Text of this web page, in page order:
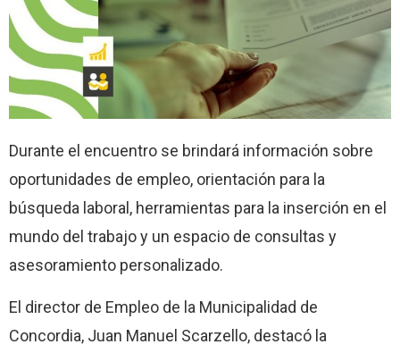
Durante el encuentro se brindará información sobre
oportunidades de empleo, orientación para la
búsqueda laboral, herramientas para la inserción en el
mundo del trabajo y un espacio de consultas y
asesoramiento personalizado.
El director de Empleo de la Municipalidad de
Concordia, Juan Manuel Scarzello, destacó la